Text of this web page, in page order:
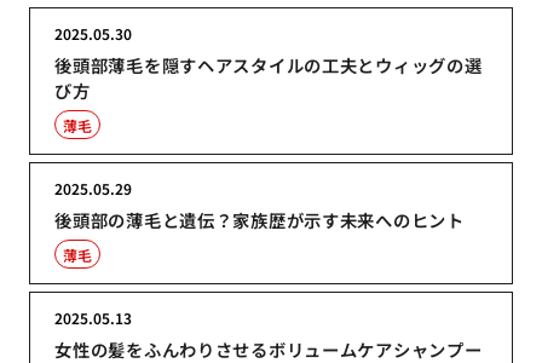
後頭部薄毛を隠すヘアスタイルの工夫とウィッグの選
び方
2025.05.30
薄毛
後頭部の薄毛と遺伝？家族歴が示す未来へのヒント
2025.05.29
薄毛
女性の髪をふんわりさせるボリュームケアシャンプー
2025.05.13